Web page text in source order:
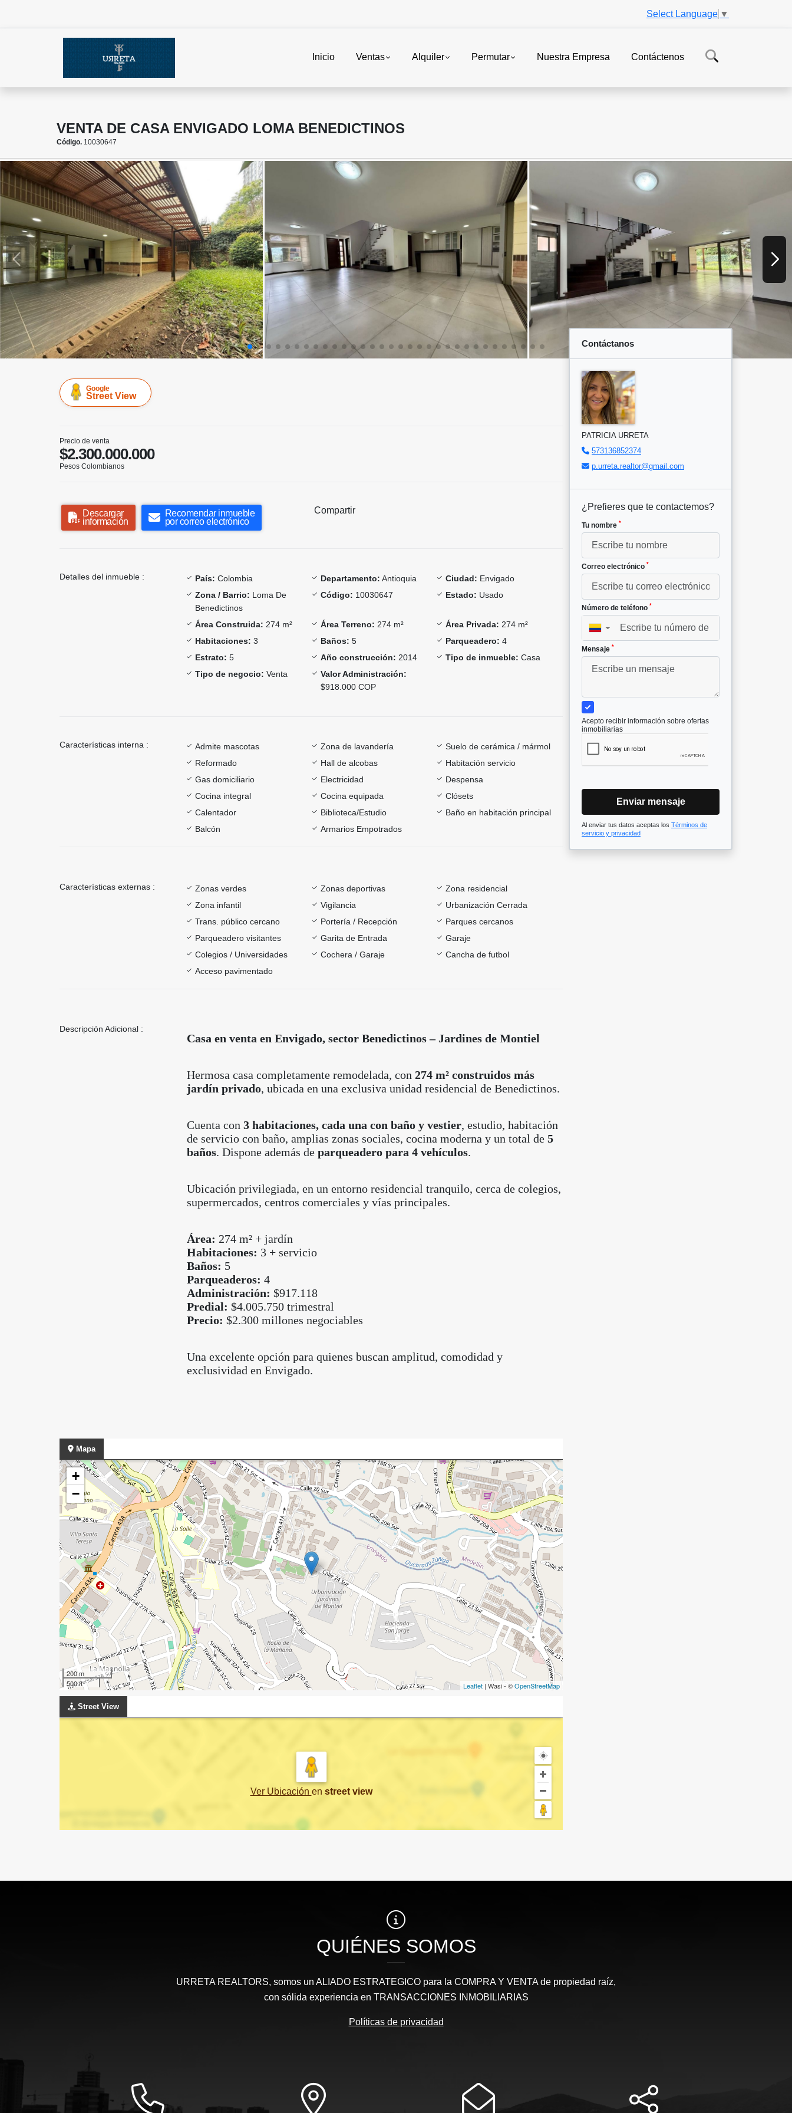
Select Language ▼
Inicio Ventas Alquiler Permutar Nuestra Empresa Contáctenos
VENTA DE CASA ENVIGADO LOMA BENEDICTINOS
Código. 10030647
Google
Street View
Precio de venta
$2.300.000.000
Pesos Colombianos
Descargar
información
Recomendar inmueble
por correo electrónico
Compartir
Detalles del inmueble : País: Colombia Departamento: Antioquia Ciudad: Envigado
Zona / Barrio: Loma De
Benedictinos
Código: 10030647 Estado: Usado
Área Construida: 274 m² Área Terreno: 274 m² Área Privada: 274 m²
Habitaciones: 3 Baños: 5 Parqueadero: 4
Estrato: 5 Año construcción: 2014 Tipo de inmueble: Casa
Tipo de negocio: Venta
Valor Administración:
$918.000 COP
Características interna : Admite mascotas Zona de lavandería
Suelo de cerámica / mármol
Reformado
Hall de alcobas
Habitación servicio
Gas domiciliario
Electricidad
Despensa
Cocina integral
Cocina equipada
Clósets
Calentador
Biblioteca/Estudio
Baño en habitación principal
Balcón
Armarios Empotrados
Características externas : Zonas verdes Zonas deportivas
Zona residencial
Zona infantil
Vigilancia
Urbanización Cerrada
Trans. público cercano
Portería / Recepción
Parques cercanos
Parqueadero visitantes
Garita de Entrada
Garaje
Colegios / Universidades
Cochera / Garaje
Cancha de futbol
Acceso pavimentado
Descripción Adicional :
Casa en venta en Envigado, sector Benedictinos – Jardines de Montiel
Hermosa casa completamente remodelada, con 274 m² construidos más
jardín privado, ubicada en una exclusiva unidad residencial de Benedictinos.
Cuenta con 3 habitaciones, cada una con baño y vestier, estudio, habitación
de servicio con baño, amplias zonas sociales, cocina moderna y un total de 5
baños. Dispone además de parqueadero para 4 vehículos.
Ubicación privilegiada, en un entorno residencial tranquilo, cerca de colegios,
supermercados, centros comerciales y vías principales.
Área: 274 m² + jardín
Habitaciones: 3 + servicio
Baños: 5
Parqueaderos: 4
Administración: $917.118
Predial: $4.005.750 trimestral
Precio: $2.300 millones negociables
Una excelente opción para quienes buscan amplitud, comodidad y
exclusividad en Envigado.
Mapa
+
−
200 m
500 ft
Leaflet | Wasi - ©OpenStreetMap
Street View
Ver Ubicación en street view
Contáctanos
PATRICIA URRETA
573136852374
p.urreta.realtor@gmail.com
¿Prefieres que te contactemos?
Tu nombre *
Correo electrónico *
Número de teléfono *
▼
Mensaje *
Acepto recibir información sobre ofertas
inmobiliarias
Enviar mensaje
Al enviar tus datos aceptas los Términos de
servicio y privacidad
QUIÉNES SOMOS
URRETA REALTORS, somos un ALIADO ESTRATEGICO para la COMPRA Y VENTA de propiedad raíz,
con sólida experiencia en TRANSACCIONES INMOBILIARIAS
Políticas de privacidad